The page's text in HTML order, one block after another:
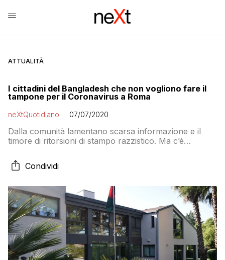
ATTUALITÀ
I cittadini del Bangladesh che non vogliono fare il
tampone per il Coronavirus a Roma
neXtQuotidiano 07/07/2020
Dalla comunità lamentano scarsa informazione e il
timore di ritorsioni di stampo razzistico. Ma c’è
paura a presentarsi al drive-in
Condividi